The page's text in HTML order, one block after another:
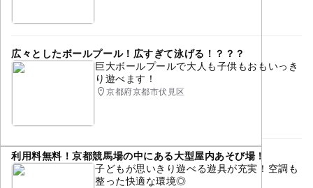
予約はこちらから
金彩トートバッグ制作：税込3,500円
現金、クレジットカード、電子マネー、各種QRコード決
済がご利用いただけます。
●参加費は当日受付にて頂戴いたします。
体験プログラム
さまざなまな体験ができる 京都旅行 伝統工芸
伝統工芸体験 京都市 小学生向け
歴史のある製法
ご家族そろって参加OK 工芸体験 京都文化
文化・歴史にふれる 美術 芸術 アート
広々としたボールプール！広すぎて泳げる！？？？
巨大ボールプールで大人も子供もおもいっき
り遊べます！
京都府京都市伏見区
利用料無料！京都競馬場の中にある大型屋内あそび場！
子どもが思いきり遊べる遊具が充実！空調も
整った快適な環境◎